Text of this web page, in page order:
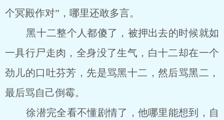
个冥殿作对”，哪里还敢多言。
黑十二整个人都傻了，被押出去的时候就如
一具行尸走肉，全身没了生气，白十二却在一个
劲儿的口吐芬芳，先是骂黑十二，然后骂黑二，
最后骂自己倒霉。
徐潜完全看不懂剧情了，他哪里能想到，自